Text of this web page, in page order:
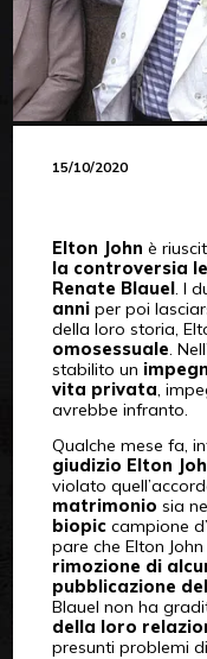
15/10/2020
Elton John è
la controversia
Renate Blauel. I
anniper poi
della loro storia,
omosessuale. Nell’
stabilito un
vita privata,
avrebbe infranto.
Qualche mese fa,
giudizio Elton
violato
matrimonio sia
biopiccampione
pare che Elton
rimozione di
pubblicazione
Blauel non ha
della loro
presunti problemi